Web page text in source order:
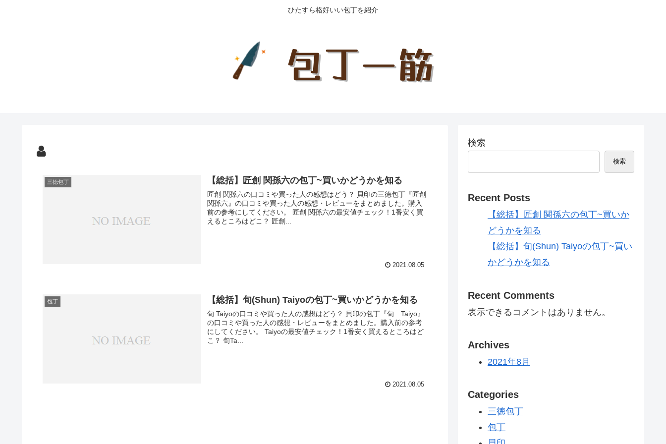
ひたすら格好いい包丁を紹介
三徳包丁 【総括】匠創 関孫六の包丁~買いかどうかを知る
匠創 関孫六の口コミや買った人の感想はどう？ 貝印の三徳包丁『匠創
関孫六』の口コミや買った人の感想・レビューをまとめました。購入
前の参考にしてください。 匠創 関孫六の最安値チェック！1番安く買
えるところはどこ？ 匠創...
2021.08.05
包丁 【総括】旬(Shun) Taiyoの包丁~買いかどうかを知る
旬 Taiyoの口コミや買った人の感想はどう？ 貝印の包丁『旬 Taiyo』
の口コミや買った人の感想・レビューをまとめました。購入前の参考
にしてください。 Taiyoの最安値チェック！1番安く買えるところはど
こ？ 旬Ta...
2021.08.05
検索
検索
Recent Posts
【総括】匠創 関孫六の包丁~買いか
どうかを知る
【総括】旬(Shun) Taiyoの包丁~買い
かどうかを知る
Recent Comments
表示できるコメントはありません。
Archives
2021年8月
Categories
三徳包丁
包丁